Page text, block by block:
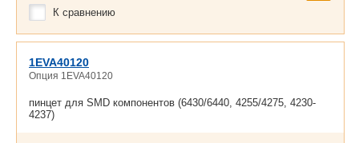
К сравнению
1EVA40120
Опция 1EVA40120
пинцет для SMD компонентов (6430/6440, 4255/4275, 4230-
4237)